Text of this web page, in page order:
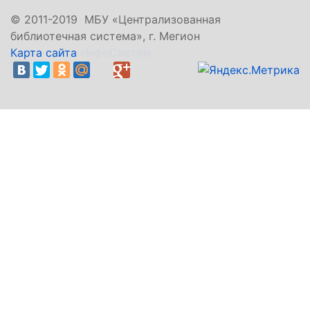
© 2011-2019 МБУ «Централизованная
библиотечная система», г. Мегион
Карта сайта